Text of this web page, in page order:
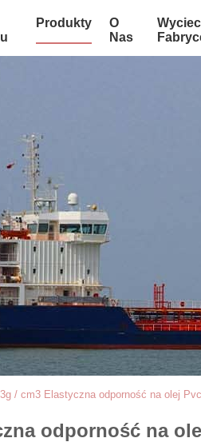
Produkty
O
Nas
/ cm3 Elastyczna odporność na olej
odporność na